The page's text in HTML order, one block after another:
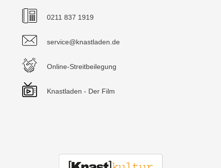
0211 837 1919
service@knastladen.de
Online-Streitbeilegung
Knastladen - Der Film